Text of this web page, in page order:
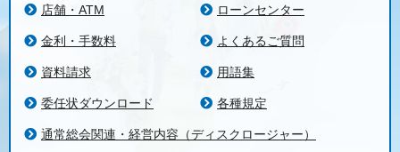
店舗・ATM ローンセンター
金利・手数料 よくあるご質問
資料請求 用語集
委任状ダウンロード 各種規定
通常総会関連・経営内容（ディスクロージャー）